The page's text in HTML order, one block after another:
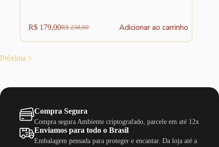
R$238,60
O
preço
R$179,00O
preço
Adicionar ao carrinho
Próxima
Compra Segura
Compra segura Ambiente criptografado, parcele em até 12x
Enviamos para todo o Brasil
Embalagem pensada para proteger e encantar. Da loja até a